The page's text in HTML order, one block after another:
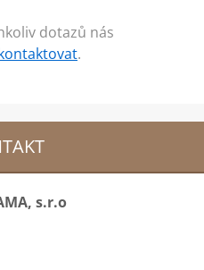
dotazů nás
.
s.r.o